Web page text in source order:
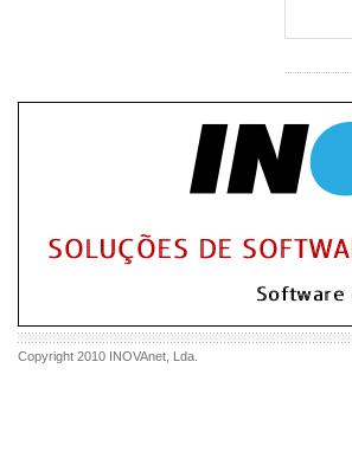
Copyright 2010 INOVAnet , Lda.